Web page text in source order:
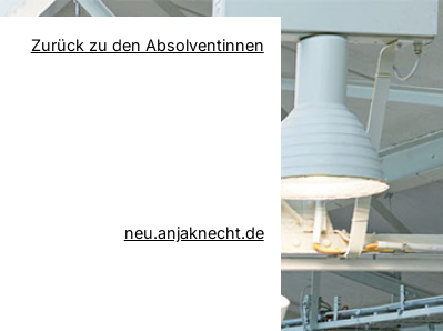
Zurück zu den Absolventinnen
neu.anjaknecht.de